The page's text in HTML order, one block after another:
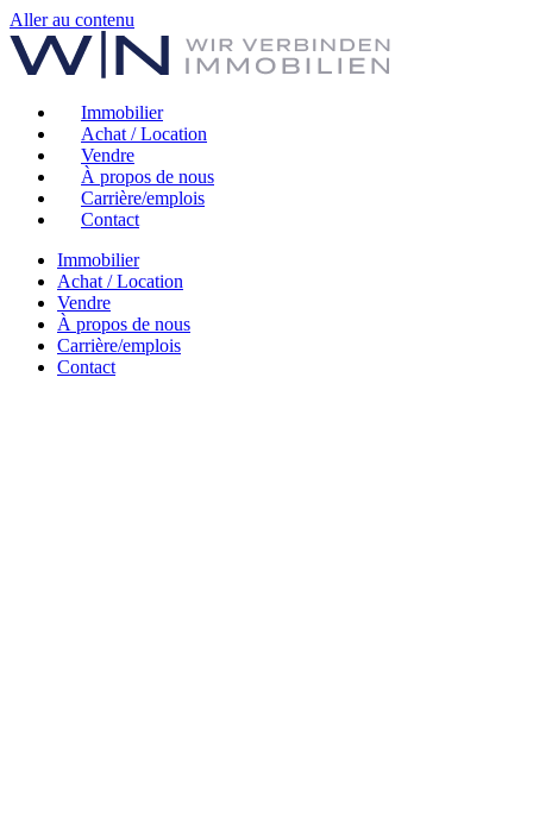
Aller au contenu
Immobilier
Achat / Location
Vendre
À propos de nous
Carrière/emplois
Contact
Immobilier
Achat / Location
Vendre
À propos de nous
Carrière/emplois
Contact